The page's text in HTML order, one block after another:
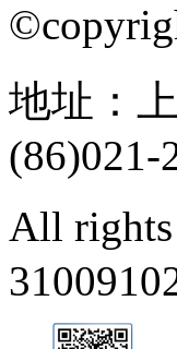
地址：
(86)021-
All